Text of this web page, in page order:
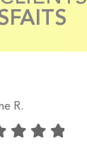
R.